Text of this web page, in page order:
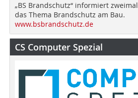
„BS Brandschutz“ informiert
das Thema Brandschutz am Bau.
www.bsbrandschutz.de
CS Computer Spezial